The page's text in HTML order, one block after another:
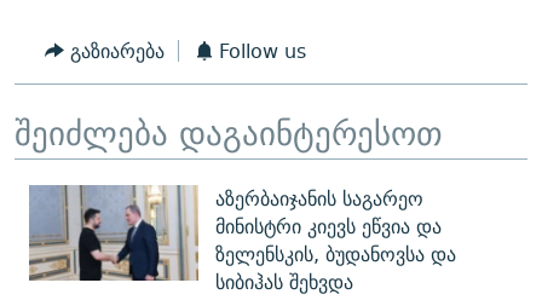
გაზიარება Follow us
შეიძლება დაგაინტერესოთ
აზერბაიჯანის საგარეო
მინისტრი კიევს ეწვია და
ზელენსკის, ბუდანოვსა და
სიბიჰას შეხვდა